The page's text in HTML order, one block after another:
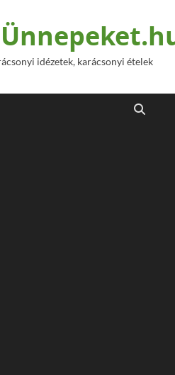
idézetek, karácsonyi ételek